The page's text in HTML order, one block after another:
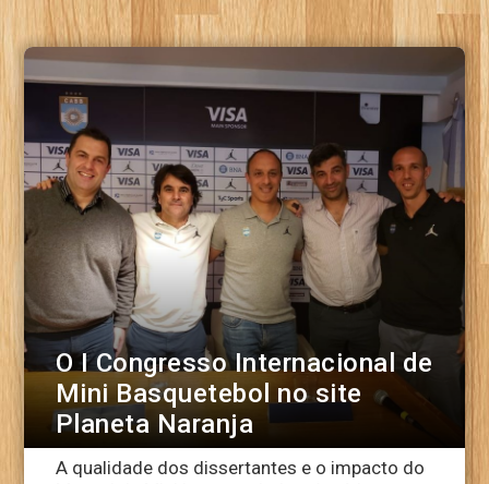
O I Congresso Internacional de
Mini Basquetebol no site
Planeta Naranja
A qualidade dos dissertantes e o impacto do